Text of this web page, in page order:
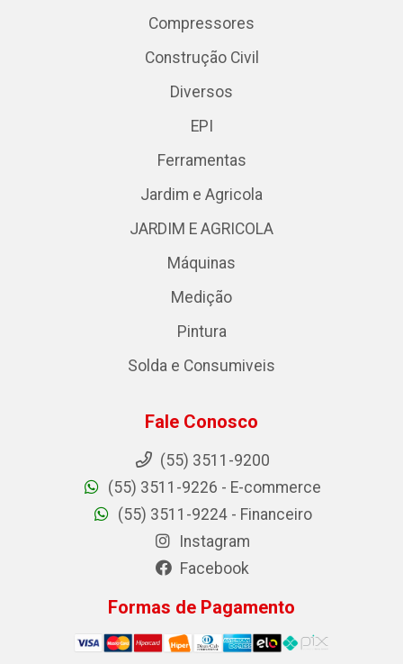
Compressores
Construção Civil
Diversos
EPI
Ferramentas
Jardim e Agricola
JARDIM E AGRICOLA
Máquinas
Medição
Pintura
Solda e Consumiveis
Fale Conosco
(55) 3511-9200
(55) 3511-9226 - E-commerce
(55) 3511-9224 - Financeiro
Instagram
Facebook
Formas de Pagamento